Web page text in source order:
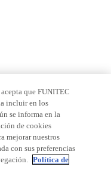
que FUNITEC
incluir en los
se informa en la
de cookies
mejorar nuestros
con sus preferencias
Política de